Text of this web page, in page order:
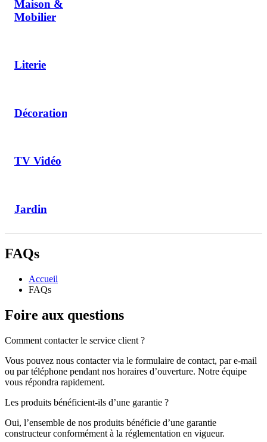
Maison &
Mobilier
Literie
Décoration
TV Vidéo
Jardin
FAQs
Accueil
FAQs
Foire aux questions
Comment contacter le service client ?
Vous pouvez nous contacter via le formulaire de contact, par e-mail
ou par téléphone pendant nos horaires d’ouverture. Notre équipe
vous répondra rapidement.
Les produits bénéficient-ils d’une garantie ?
Oui, l’ensemble de nos produits bénéficie d’une garantie
constructeur conformément à la réglementation en vigueur.